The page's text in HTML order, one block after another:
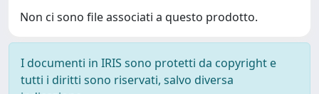
Non ci sono file associati a questo prodotto.
I documenti in IRIS sono protetti da copyright e
tutti i diritti sono riservati, salvo diversa